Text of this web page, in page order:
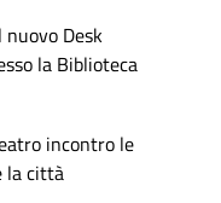
Desk
la Biblioteca
incontro le
la città